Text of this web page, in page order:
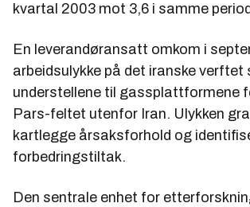
kvartal 2003 mot 3,6 i samme
En leverandøransatt omkom i
arbeidsulykke på det iranske verftet
understellene til gassplattformene
Pars-feltet utenfor Iran. Ulykken
kartlegge årsaksforhold og
forbedringstiltak.
Den sentrale enhet for